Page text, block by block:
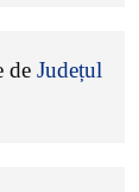
de Județul